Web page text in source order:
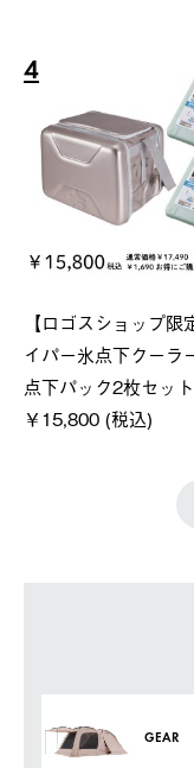
GEAR
4
【ロゴスショップ限
イパー氷点下クーラ
点下パック2枚セット
￥15,800 (税込)